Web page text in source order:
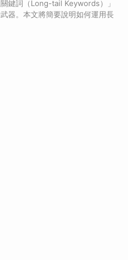
鍵詞（Long-tail Keywords）」
器。本文將簡要說明如何運用長